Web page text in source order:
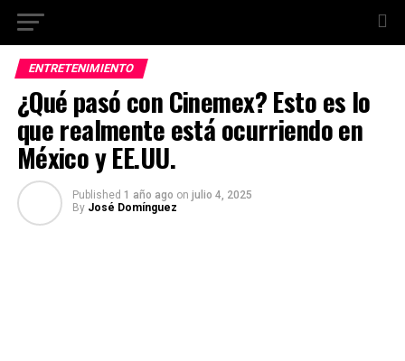
ENTRETENIMIENTO
¿Qué pasó con Cinemex? Esto es lo
que realmente está ocurriendo en
México y EE.UU.
Published 1 año ago on julio 4, 2025
By José Domínguez